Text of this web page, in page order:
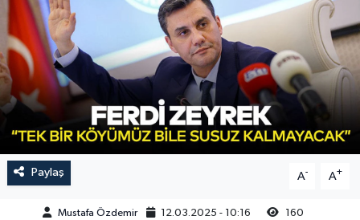
Paylaş A- A+
Mustafa Özdemir 12.03.2025 - 10:16 160
Yerel Haber
Akhisar Emlak
Ülke
Etiketler
Sektörel
Röportaj
Dünya
Yaşam
Kadın
Teknoloji